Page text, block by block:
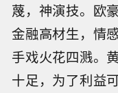
蔑，神演技。欧
金融高材生，情
手戏火花四溅。
十足，为了利益